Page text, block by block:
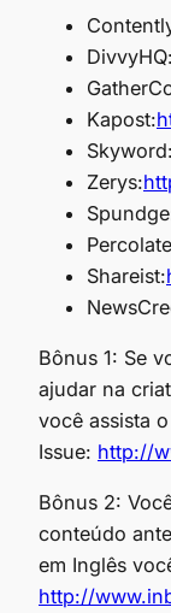
DivvyHQ:
Kapost:
Skyword:
Zerys:
Shareist:
Bônus 1: Se
ajudar na
você assista
Issue: http://
Bônus 2:
conteúdo
em Inglês
http://